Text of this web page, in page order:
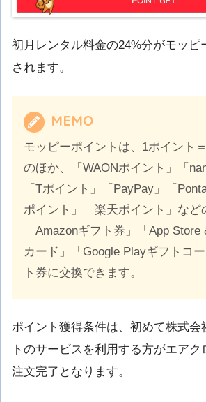
初月レンタル料金の24%分がモッピ
されます。
MEMO
モッピーポイントは、1ポイント
のほか、「WAONポイント」「
「Tポイント」「PayPay」「
ポイント」「楽天ポイント」など
「Amazonギフト券」「App Store
カード」「Google Playギフトコ
ト券に交換できます。
ポイント獲得条件は、初めて株式会
トのサービスを利用する方がエア
注文完了となります。